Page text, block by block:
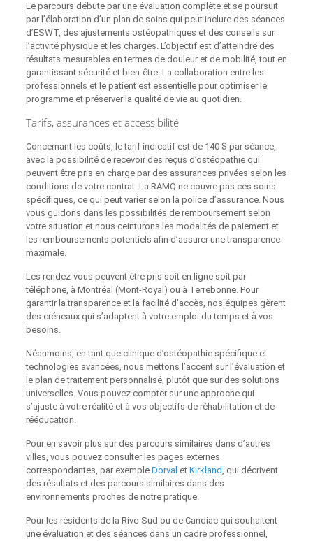
Le parcours débute par une évaluation complète et se poursuit
par l’élaboration d’un plan de soins qui peut inclure des séances
d’ESWT, des ajustements ostéopathiques et des conseils sur
l’activité physique et les charges. L’objectif est d’atteindre des
résultats mesurables en termes de douleur et de mobilité, tout en
garantissant sécurité et bien‑être. La collaboration entre les
professionnels et le patient est essentielle pour optimiser le
programme et préserver la qualité de vie au quotidien.
Tarifs, assurances et accessibilité
Concernant les coûts, le tarif indicatif est de 140 $ par séance,
avec la possibilité de recevoir des reçus d’ostéopathie qui
peuvent être pris en charge par des assurances privées selon les
conditions de votre contrat. La RAMQ ne couvre pas ces soins
spécifiques, ce qui peut varier selon la police d’assurance. Nous
vous guidons dans les possibilités de remboursement selon
votre situation et nous ceinturons les modalités de paiement et
les remboursements potentiels afin d’assurer une transparence
maximale.
Les rendez‑vous peuvent être pris soit en ligne soit par
téléphone, à Montréal (Mont‑Royal) ou à Terrebonne. Pour
garantir la transparence et la facilité d’accès, nos équipes gèrent
des créneaux qui s’adaptent à votre emploi du temps et à vos
besoins.
Néanmoins, en tant que clinique d’ostéopathie spécifique et
technologies avancées, nous mettons l’accent sur l’évaluation et
le plan de traitement personnalisé, plutôt que sur des solutions
universelles. Vous pouvez compter sur une approche qui
s’ajuste à votre réalité et à vos objectifs de réhabilitation et de
rééducation.
Pour en savoir plus sur des parcours similaires dans d’autres
villes, vous pouvez consulter les pages externes
correspondantes, par exemple Dorval et Kirkland, qui décrivent
des résultats et des parcours similaires dans des
environnements proches de notre pratique.
Pour les résidents de la Rive‑Sud ou de Candiac qui souhaitent
une évaluation et des séances dans un cadre professionnel,